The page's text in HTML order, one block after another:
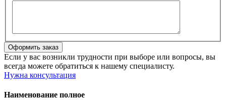
Если у вас возникли трудности при выборе или вопросы, вы
всегда можете обратиться к нашему специалисту.
Нужна консультация
Наименование полное